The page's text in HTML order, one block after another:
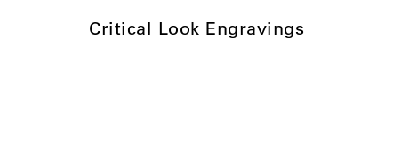
Critical Look Engravings